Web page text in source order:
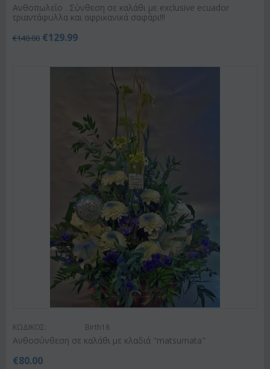
Ανθοπωλείο . Σύνθεση σε καλάθι με exclusive ecuador
τριαντάφυλλα και αφρικανικά σαφάρι!!!
€140.00 €129.99
ΚΩΔΙΚΟΣ: Birth18
Ανθοσύνθεση σε καλάθι με κλαδιά "matsumata"
€80.00